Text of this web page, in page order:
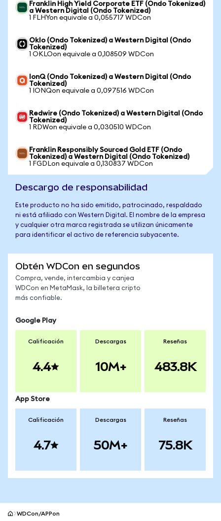
Franklin High Yield Corporate ETF (Ondo Tokenized)
a Western Digital (Ondo Tokenized)
1 FLHYon equivale a 0,055717 WDCon
Oklo (Ondo Tokenized) a Western Digital (Ondo
Tokenized)
1 OKLOon equivale a 0,108509 WDCon
IonQ (Ondo Tokenized) a Western Digital (Ondo
Tokenized)
1 IONQon equivale a 0,097516 WDCon
Redwire (Ondo Tokenized) a Western Digital (Ondo
Tokenized)
1 RDWon equivale a 0,030510 WDCon
Franklin Responsibly Sourced Gold ETF (Ondo
Tokenized) a Western Digital (Ondo Tokenized)
1 FGDLon equivale a 0,130837 WDCon
Descargo de responsabilidad
Este producto no ha sido emitido, patrocinado, respaldado
ni está afiliado con Western Digital. El nombre de la empresa
y cualquier otra marca registrada se utilizan únicamente
para identificar el activo de referencia subyacente.
Obtén WDCon en segundos
Compra, vende, intercambia y canjea
WDCon en MetaMask, la billetera cripto
más confiable.
Google Play
Calificación
4.4
Descargas
10M+
Reseñas
483.8K
App Store
Calificación
4.7
Descargas
50M+
Reseñas
75.8K
WDCon/APPon